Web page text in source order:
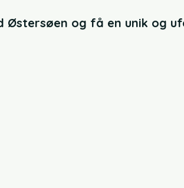
Østersøen og få en unik og